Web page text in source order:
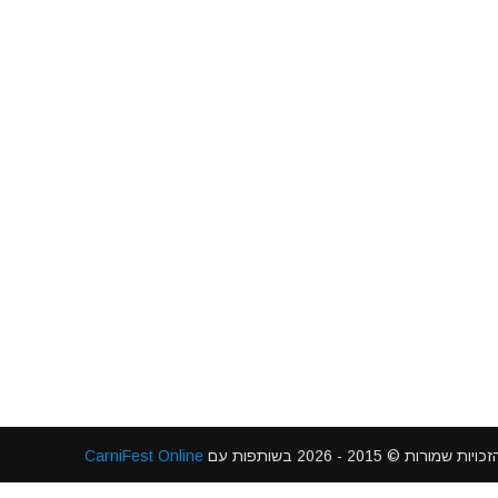
2015 - 2026 בשותפות עם CarniFest Online